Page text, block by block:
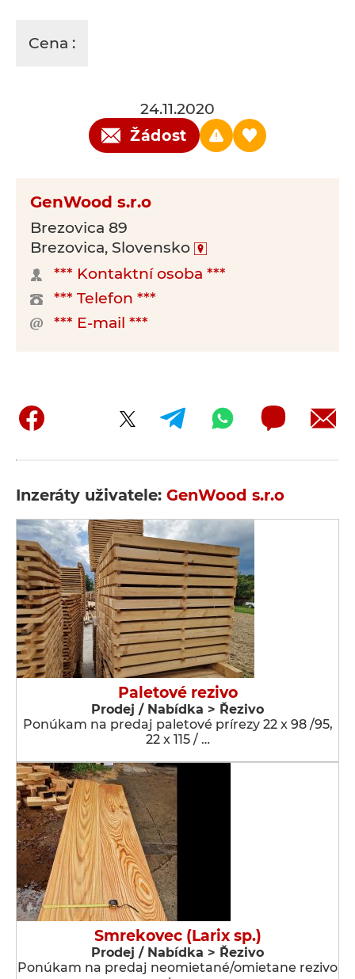
Cena :
24.11.2020
Žádost
GenWood s.r.o
Brezovica 89
Brezovica, Slovensko
*** Kontaktní osoba ***
*** Telefon ***
*** E-mail ***
Inzeráty uživatele: GenWood s.r.o
Paletové rezivo
Prodej / Nabídka > Řezivo
Ponúkam na predaj paletové prírezy 22 x 98 /95,
22 x 115 / …
Smrekovec (Larix sp.)
Prodej / Nabídka > Řezivo
Ponúkam na predaj neomietané/omietane rezivo